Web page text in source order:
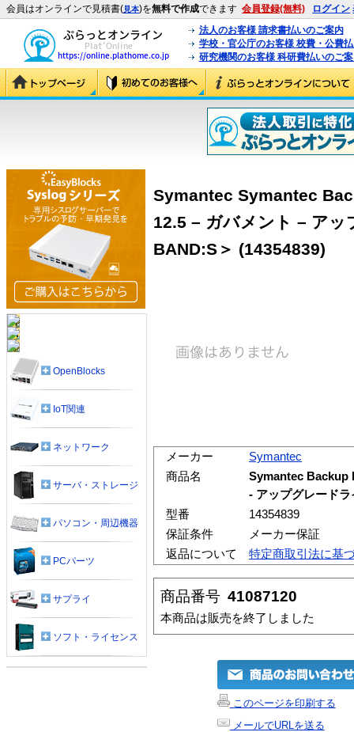
会員はオンラインで見積書(見本)を無料で作成できます 会員登録(無料) ログイン
法人のお客様 請求書払いのご案内
学校・官公庁のお客様 校費・公費
研究機関のお客様 科研費払いのご
Symantec Symantec
12.5 – ガバメント – ア
BAND:S＞ (14354839)
メーカー
Symantec
商品名
Symantec Backup
- アップグレード
型番
14354839
保証条件
メーカー保証
返品について
特定商取引法に基
商品番号 41087120
本商品は販売を終了しました
このページを印刷する
メールでURLを送る
OpenBlocks
IoT関連
ネットワーク
サーバ・ストレージ
パソコン・周辺機器
PCパーツ
サプライ
ソフト・ライセンス